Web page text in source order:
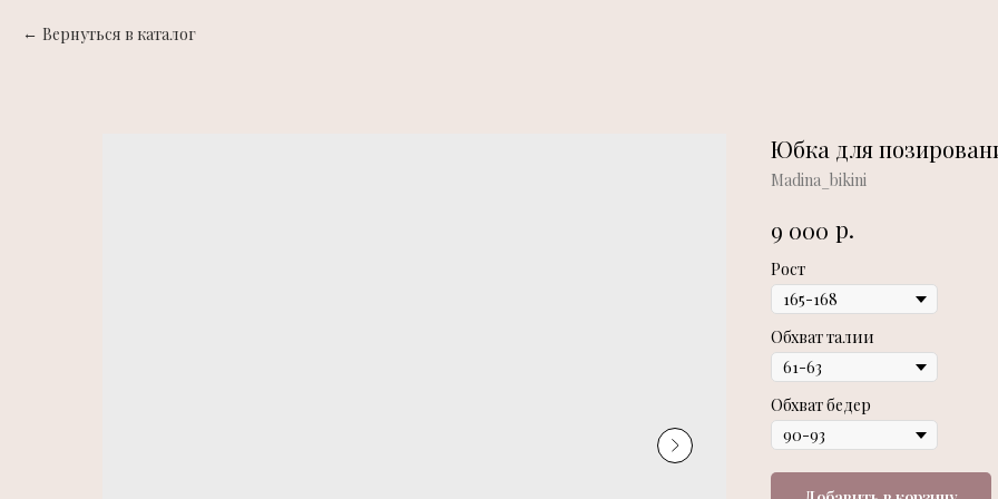
Вернуться в каталог
Юбка для
Madina_bikini
9 000 р.
Рост
Обхват талии
Обхват бедер